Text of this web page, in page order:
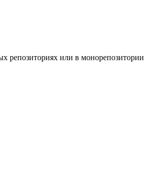
репозиториях или в